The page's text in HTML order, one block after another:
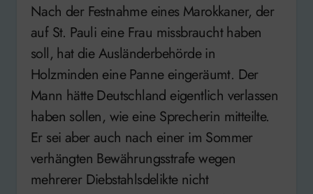
Nach der Festnahme eines Marokkaner, der
auf St. Pauli eine Frau missbraucht haben
soll, hat die Ausländerbehörde in
Holzminden eine Panne eingeräumt. Der
Mann hätte Deutschland eigentlich verlassen
haben sollen, wie eine Sprecherin mitteilte.
Er sei aber auch nach einer im Sommer
verhängten Bewährungsstrafe wegen
mehrerer Diebstahlsdelikte nicht